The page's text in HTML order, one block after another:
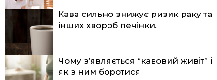
Кава сильно знижує ризик раку та
інших хвороб печінки.
Чому з’являється “кавовий живіт” і
як з ним боротися